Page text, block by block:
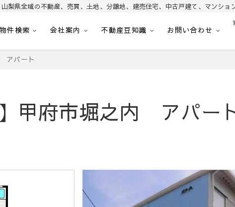
梨県全域の不動産、売買、土地、分譲地、建売住宅、中古戸建て、マンショ
梨不動産情報 土地 中古
・笛吹市・南アルプス市、中央市など山梨県の不動産、土地、分譲地、建売住宅
件検索 会社案内 不動産豆知識 お問い合わせ
アパート
甲府市堀之内 アパー